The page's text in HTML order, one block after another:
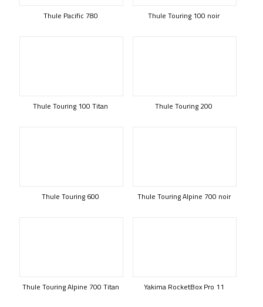
Thule Pacific 780 Thule Touring 100 noir
Thule Touring 100 Titan Thule Touring 200
Thule Touring 600 Thule Touring Alpine 700 noir
Thule Touring Alpine 700 Titan Yakima RocketBox Pro 11